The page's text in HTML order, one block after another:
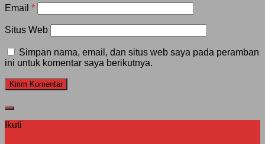
Email *
Situs Web
Simpan nama, email, dan situs web saya pada peramban
ini untuk komentar saya berikutnya.
Ikuti